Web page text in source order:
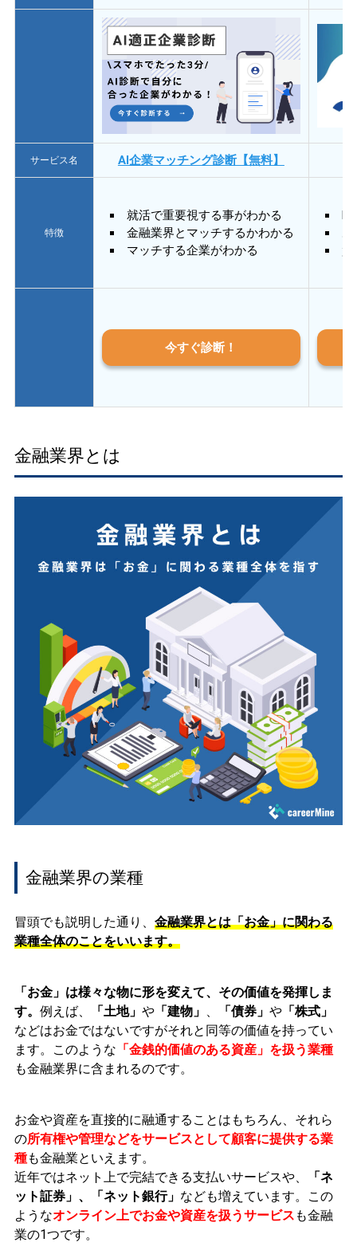
サービス名 AI企業マッチング診断【無料】
特徴
就活で重要視する事がわかる
金融業界とマッチするかわかる
マッチする企業がわかる
質
今すぐ診断！
金融業界とは
金融業界の業種
冒頭でも説明した通り、 金融業界とは「お金」に関わる
業種全体のことをいいます。
「お金」は様々な物に形を変えて、その価値を発揮しま
す。 例えば、 「土地」 や「建物」 、 「債券」 や「株式」
などはお金ではないですがそれと同等の価値を持ってい
ます。このような 「金銭的価値のある資産」を扱う業種
も金融業界に含まれるのです。
お金や資産を直接的に融通することはもちろん、それら
の所有権や管理などをサービスとして顧客に提供する業
種も金融業といえます。
近年ではネット上で完結できる支払いサービスや、
「ネ
ット証券」、「ネット銀行」 なども増えています。この
ようなオンライン上でお金や資産を扱うサービス も金融
業の1つです。